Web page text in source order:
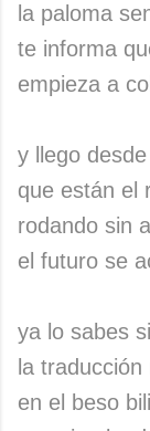
la paloma
te informa
empieza a
y llego
que están el
rodando sin
el futuro se
ya lo sabes
la
en el beso